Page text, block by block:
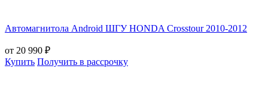
Автомагнитола Android ШГУ HONDA Crosstour 2010-2012
от 20 990 ₽
Купить Получить в рассрочку